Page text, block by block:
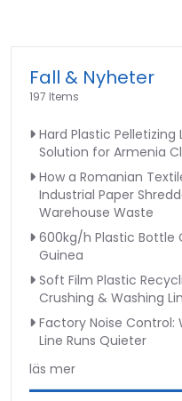
Fall & Nyheter
197 Items
Hard Plastic
Solution for Armenia
How a Romanian
Industrial Paper
Warehouse Waste
600kg/h Plastic Bottle
Guinea
Soft Film Plastic
Crushing & Washing
Factory Noise Control:
Line Runs Quieter
läs mer